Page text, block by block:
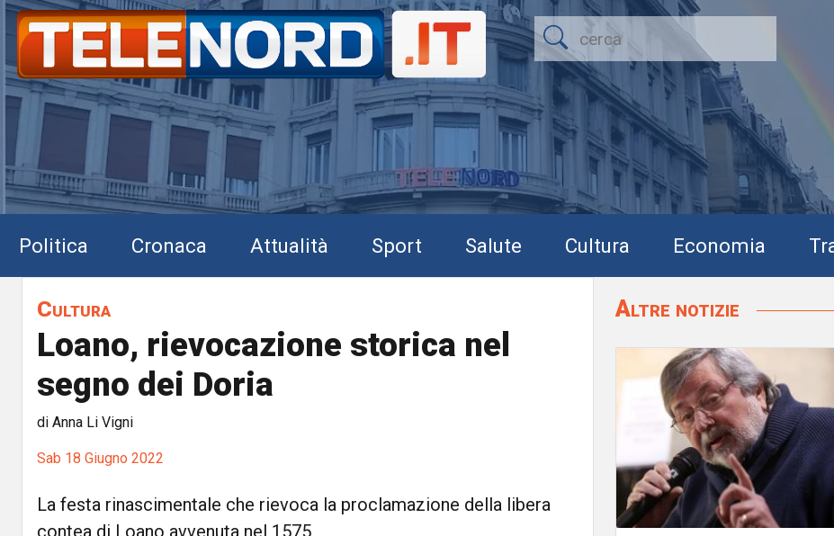
Politica Cronaca Attualità Sport Salute Cultura Economia
Cultura
Loano, rievocazione storica nel
segno dei Doria
di Anna Li Vigni
Sab 18 Giugno 2022
La festa rinascimentale che rievoca la proclamazione della libera
contea di Loano avvenuta nel 1575
Altre notizie